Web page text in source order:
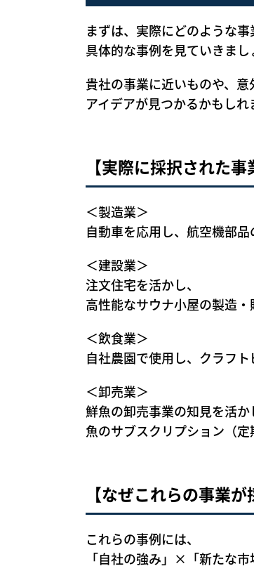
まずは、実際にどのような事
具体的な事例を見ていきまし
貴社の事業に近いものや、
アイデアが見つかるかもしれ
【実際に採択された事
＜製造業＞
自動車を応用し、航空機部品
＜建設業＞
注文住宅を活かし、
高性能なサウナ小屋の製造・
＜飲食業＞
自社農園で使用し、クラフ
＜卸売業＞
鮮魚の卸売事業の知見を活か
魚のサブスクリプション（定
【なぜこれらの事業が
これらの事例には、
「自社の強み」×「新たな市